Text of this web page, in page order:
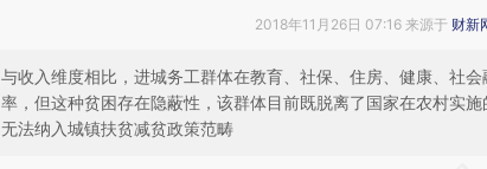
2018年11月26日 07:16 来源于 财新
与收入维度相比，进城务工群体在教育、社保、住房、健康、社
率，但这种贫困存在隐蔽性，该群体目前既脱离了国家在农村实
无法纳入城镇扶贫减贫政策范畴